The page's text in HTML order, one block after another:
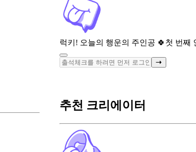
럭키! 오늘의 행운의 주인공 🍀 첫 번째
추천 크리에이터